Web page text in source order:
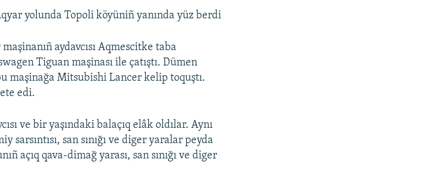
yolunda Topoli köyüniñ yanında yüz berdi
aydavcısı Aqmescitke taba
Tiguan maşinası ile çatıştı. Dümen
maşinağa Mitsubishi Lancer kelip toquştı.
edi.
ve bir yaşındaki balaçıq elâk oldılar. Aynı
sarsıntısı, san sınığı ve diger yaralar peyda
açıq qava-dimağ yarası, san sınığı ve diger